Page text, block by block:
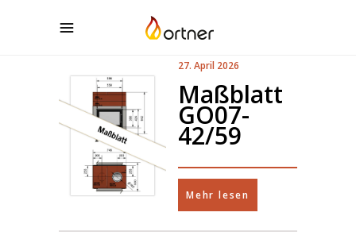
27. April 2026
Maßblatt
GO07-
42/59
Mehr lesen